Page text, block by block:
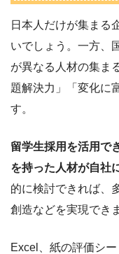
日本人だけが集まる
いでしょう。一方、
が異なる人材の集ま
題解決力」「変化に
す。
留学生採用を活用で
を持った人材が自社
的に検討できれば、
創造などを実現でき
Excel、紙の評価シ